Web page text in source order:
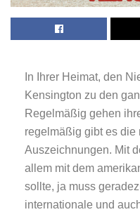
In Ihrer Heimat, den
Kensington zu den
Regelmäßig gehen
regelmäßig gibt es die
Auszeichnungen. Mit
allem mit dem
sollte, ja muss
internationale und